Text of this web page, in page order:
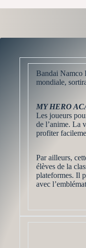
Bandai Namco
mondiale,
MY HERO
Les joueurs
de l’anime. La
profiter
Par ailleurs,
élèves de la
plateformes. Il
avec